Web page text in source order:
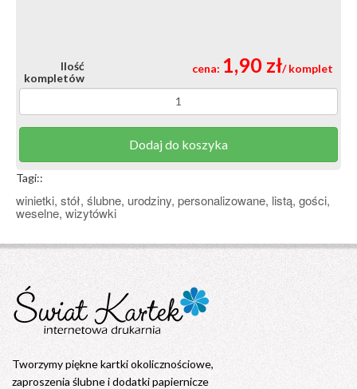
Ilość
kompletów
Dodaj do koszyka
cena: 1,90 zł/ komplet
Tagi::
winietki, stół, ślubne, urodziny, personalizowane, listą, gości,
weselne, wizytówki
Tworzymy piękne kartki okolicznościowe,
zaproszenia ślubne i dodatki papiernicze